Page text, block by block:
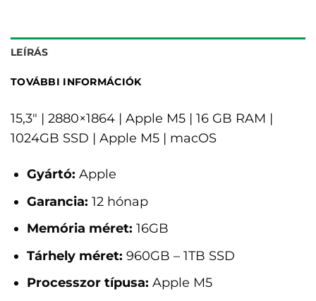
LEÍRÁS
TOVÁBBI INFORMÁCIÓK
15,3" | 2880×1864 | Apple M5 | 16 GB RAM |
1024GB SSD | Apple M5 | macOS
Gyártó: Apple
Garancia: 12 hónap
Memória méret: 16GB
Tárhely méret: 960GB – 1TB SSD
Processzor típusa: Apple M5